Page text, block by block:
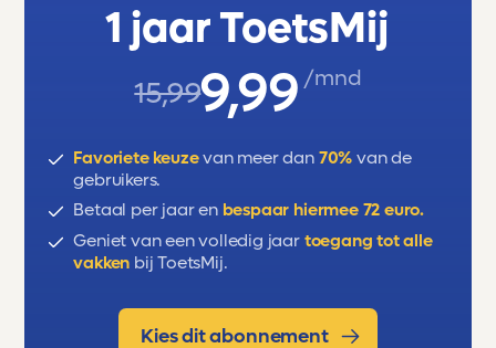
1 jaar ToetsMij
15,999,99 /mnd
Favoriete keuzevan meer dan 70% van de
gebruikers.
Betaal per jaar en bespaar hiermee 72 euro.
Geniet van een volledig jaar toegang tot alle
vakken bij ToetsMij.
Kies dit abonnement